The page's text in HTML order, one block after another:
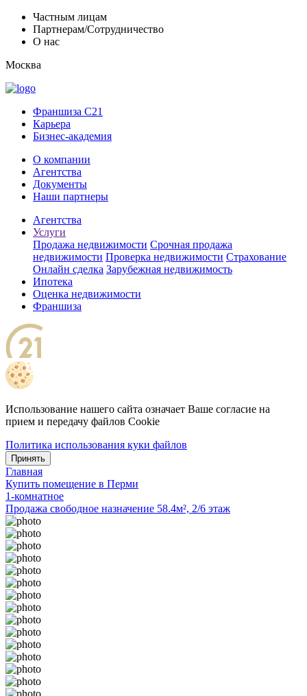
Частным лицам
Партнерам/Сотрудничество
О нас
Москва
Франшиза C21
Карьера
Бизнес-академия
О компании
Агентства
Документы
Наши партнеры
Агентства
Услуги
Продажа недвижимости Срочная продажа
недвижимости Проверка недвижимости Страхование
Онлайн сделка Зарубежная недвижимость
Ипотека
Оценка недвижимости
Франшиза
Использование нашего сайта означает Ваше согласие на
прием и передачу файлов Cookie
Политика использования куки файлов
Принять
Главная
Купить помещение в Перми
1-комнатное
Продажа свободное назначение 58.4м², 2/6 этаж